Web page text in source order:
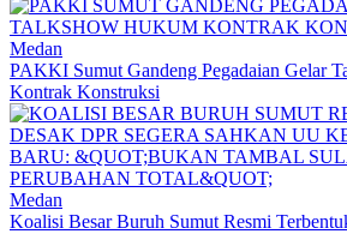
Medan
PAKKI Sumut Gandeng Pegadaian Gelar
Kontrak Konstruksi
Medan
Koalisi Besar Buruh Sumut Resmi